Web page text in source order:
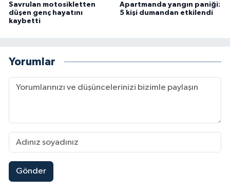
Savrulan motosikletten
düşen genç hayatını
kaybetti
Apartmanda yangın paniği:
5 kişi dumandan etkilendi
Yorumlar
Gönder